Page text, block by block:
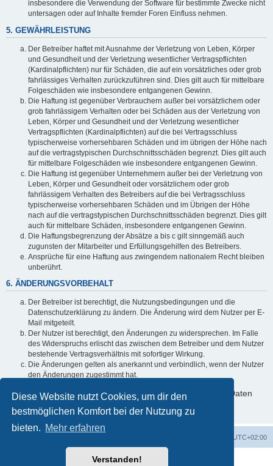
Diese Website nutzt Cookies, um dir den
bestmöglichen Komfort bei der Nutzung zu
bieten. Mehr erfahren
Verstanden!
insbesondere die Verwendung der Software für bestimmte Zwecke nicht
untersagen oder auf Inhalte fremder Foren Einfluss nehmen.
5. GEWÄHRLEISTUNG
Der Betreiber haftet mit Ausnahme der Verletzung von Leben, Körper
und Gesundheit und der Verletzung wesentlicher Vertragspflichten
(Kardinalpflichten) nur für Schäden, die auf ein vorsätzliches oder grob
fahrlässiges Verhalten zurückzuführen sind. Dies gilt auch für mittelbare
Folgeschäden wie insbesondere entgangenen Gewinn.
Die Haftung ist gegenüber Verbrauchern außer bei vorsätzlichem oder
grob fahrlässigem Verhalten oder bei Schäden aus der Verletzung von
Leben, Körper und Gesundheit und der Verletzung wesentlicher
Vertragspflichten (Kardinalpflichten) auf die bei Vertragsschluss
typischerweise vorhersehbaren Schäden und im übrigen der Höhe nach
auf die vertragstypischen Durchschnittsschäden begrenzt. Dies gilt auch
für mittelbare Folgeschäden wie insbesondere entgangenen Gewinn.
Die Haftung ist gegenüber Unternehmern außer bei der Verletzung von
Leben, Körper und Gesundheit oder vorsätzlichem oder grob
fahrlässigem Verhalten des Betreibers auf die bei Vertragsschluss
typischerweise vorhersehbaren Schäden und im Übrigen der Höhe
nach auf die vertragstypischen Durchschnittsschäden begrenzt. Dies gilt
auch für mittelbare Schäden, insbesondere entgangenen Gewinn.
Die Haftungsbegrenzung der Absätze a bis c gilt sinngemäß auch
zugunsten der Mitarbeiter und Erfüllungsgehilfen des Betreibers.
Ansprüche für eine Haftung aus zwingendem nationalem Recht bleiben
unberührt.
6. ÄNDERUNGSVORBEHALT
Der Betreiber ist berechtigt, die Nutzungsbedingungen und die
Datenschutzerklärung zu ändern. Die Änderung wird dem Nutzer per E-
Mail mitgeteilt.
Der Nutzer ist berechtigt, den Änderungen zu widersprechen. Im Falle
des Widerspruchs erlischt das zwischen dem Betreiber und dem Nutzer
bestehende Vertragsverhältnis mit sofortiger Wirkung.
Die Änderungen gelten als anerkannt und verbindlich, wenn der Nutzer
den Änderungen zugestimmt hat.
Informationen über den Umgang mit deinen persönlichen Daten
sind in der Datenschutzerklärung enthalten.
UTC+02:00
Powered byphpBB® Forum Software © phpBB Limited